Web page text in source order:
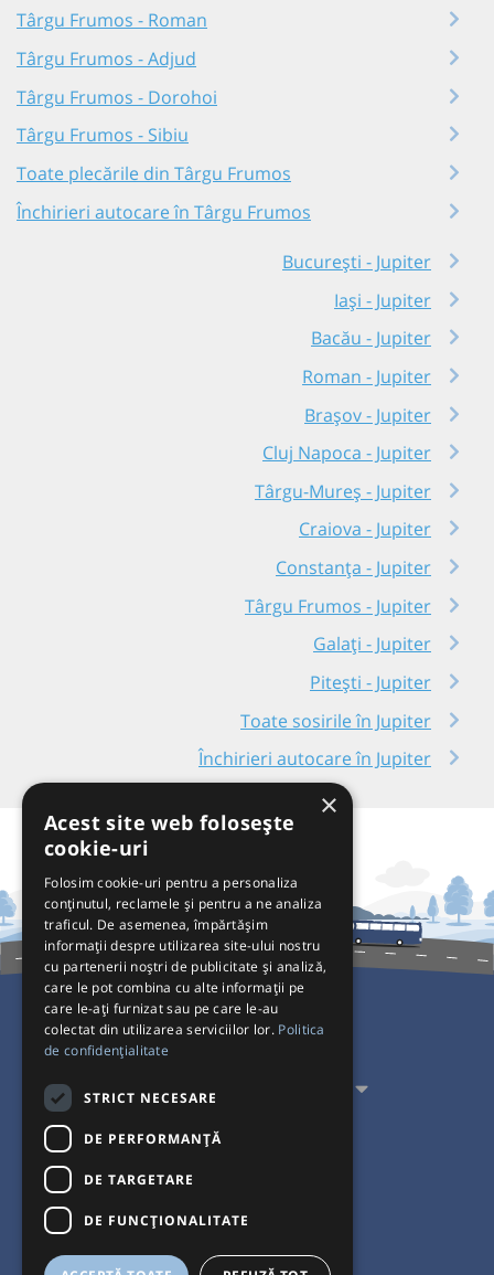
Târgu Frumos - Roman
Târgu Frumos - Adjud
Târgu Frumos - Dorohoi
Târgu Frumos - Sibiu
Toate plecările din Târgu Frumos
Închirieri autocare în Târgu Frumos
București - Jupiter
Iași - Jupiter
Bacău - Jupiter
Roman - Jupiter
Brașov - Jupiter
Cluj Napoca - Jupiter
Târgu-Mureș - Jupiter
Craiova - Jupiter
Constanța - Jupiter
Târgu Frumos - Jupiter
Galați - Jupiter
Pitești - Jupiter
Toate sosirile în Jupiter
Închirieri autocare în Jupiter
Pentru Călători
Pentru Transportatori
Interacționăm
Acceptăm plăți cu
×
Acest site web folosește
cookie-uri
Folosim cookie-uri pentru a personaliza
conținutul, reclamele și pentru a ne analiza
traficul. De asemenea, împărtășim
informații despre utilizarea site-ului nostru
cu partenerii noștri de publicitate și analiză,
care le pot combina cu alte informații pe
care le-ați furnizat sau pe care le-au
colectat din utilizarea serviciilor lor. Politica
de confidențialitate
STRICT NECESARE
DE PERFORMANȚĂ
DE TARGETARE
DE FUNCŢIONALITATE